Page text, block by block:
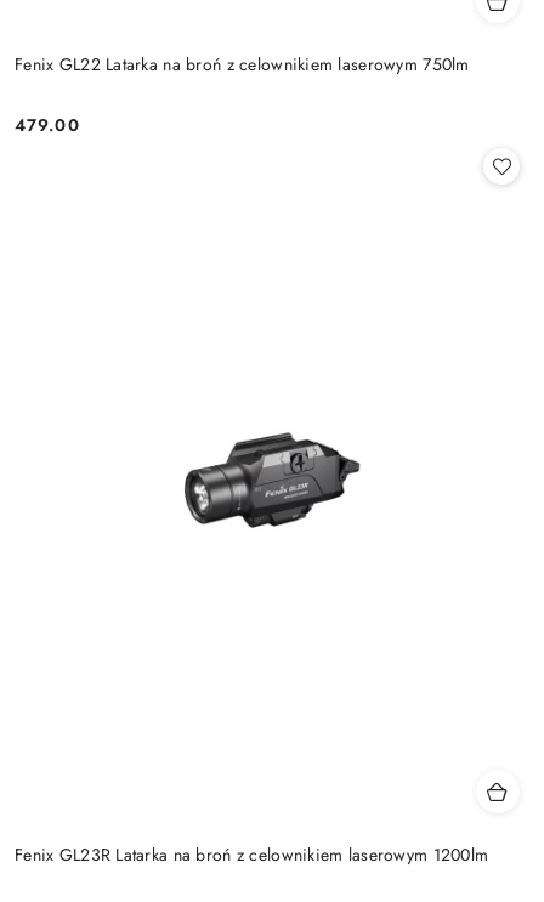
Fenix GL22 Latarka na broń z celownikiem laserowym 750lm
Cena:
479.00
Fenix GL23R Latarka na broń z celownikiem laserowym 1200lm